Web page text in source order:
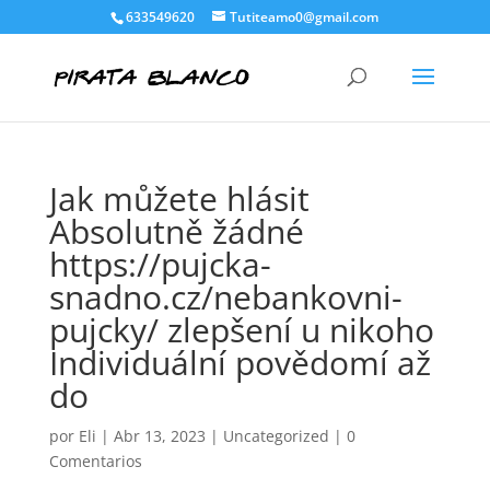
633549620 Tutiteamo0@gmail.com
Jak můžete hlásit
Absolutně žádné
https://pujcka-
snadno.cz/nebankovni-
pujcky/ zlepšení u nikoho
Individuální povědomí až
do
por Eli | Abr 13, 2023 | Uncategorized | 0
Comentarios